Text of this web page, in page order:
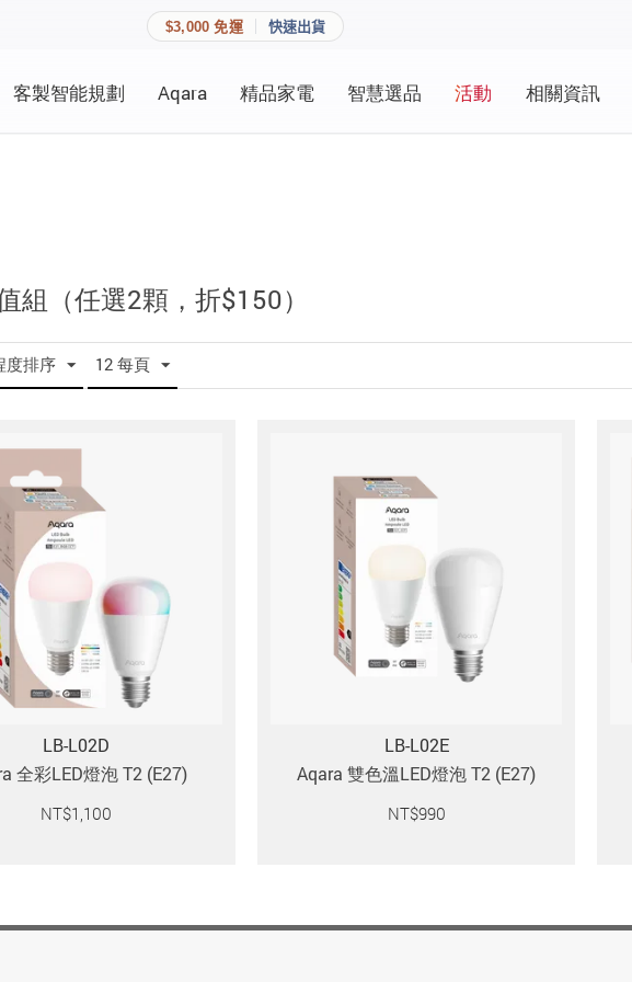
$3,000 免運 快速出貨
客製智能規劃 Aqara 精品家電 智慧選品 活動 相關資訊
組（任選2顆，折$150）
度排序 12 每頁
LB-L02D
全彩LED燈泡 T2 (E27)
NT$1,100
LB-L02E
Aqara 雙色溫LED燈泡 T2 (E27)
NT$990
登入會員
建立新帳號